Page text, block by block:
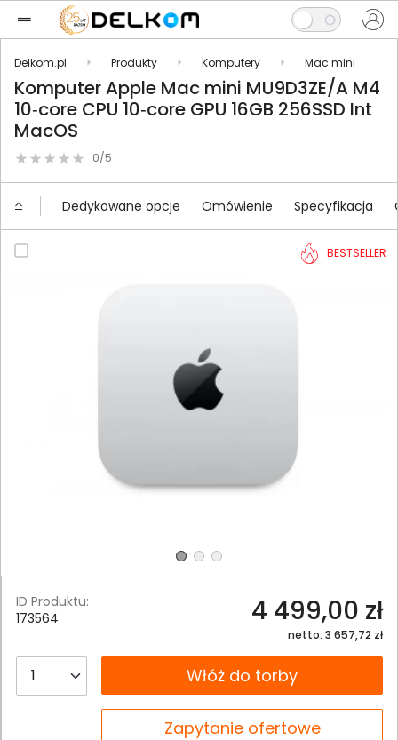
Delkom.pl Produkty Komputery Mac mini
Komputer Apple Mac mini MU9D3ZE/A M4
10‑core CPU 10‑core GPU 16GB 256SSD Int
MacOS
0/5
Dedykowane opcje Omówienie Specyfikacja
BESTSELLER
ID Produktu:
173564
4 499,00 zł
netto: 3 657,72 zł
__B2C.PRODUCT.QUANTITYWłóż do torby
Zapytanie ofertowe